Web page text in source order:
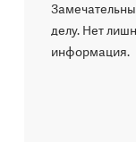
делу. Нет
информация.